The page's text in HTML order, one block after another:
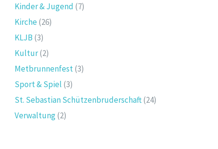
Kinder & Jugend (7)
Kirche(26)
KLJB (3)
Kultur(2)
Metbrunnenfest(3)
Sport & Spiel (3)
St. Sebastian Schützenbruderschaft(24)
Verwaltung(2)